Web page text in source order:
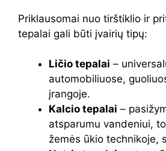
Priklausomai nuo tirštiklio ir
tepalai gali būti įvairių tipų:
Ličio tepalai –
automobiliuose,
įrangoje.
Kalcio tepalai –
atsparumu vandeniui,
žemės ūkio technikoje,